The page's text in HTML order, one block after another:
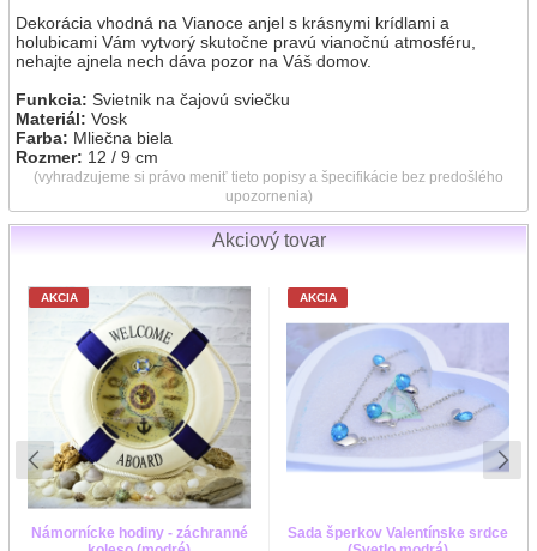
Dekorácia vhodná na Vianoce anjel s krásnymi krídlami a
holubicami Vám vytvorý skutočne pravú vianočnú atmosféru,
nehajte ajnela nech dáva pozor na Váš domov.
Funkcia: Svietnik na čajovú sviečku
Materiál: Vosk
Farba: Mliečna biela
Rozmer: 12 / 9 cm
(vyhradzujeme si právo meniť tieto popisy a špecifikácie bez predošlého
upozornenia)
Akciový tovar
AKCIA
Námornícke hodiny - záchranné
AKCIA
Sada šperkov Valentínske srdce